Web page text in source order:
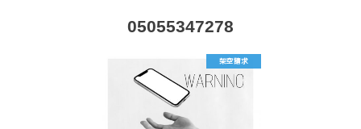
05055347278
架空請求